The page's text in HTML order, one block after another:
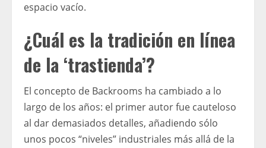
espacio vacío.
¿Cuál es la tradición en línea
de la ‘trastienda’?
El concepto de Backrooms ha cambiado a lo
largo de los años: el primer autor fue cauteloso
al dar demasiados detalles, añadiendo sólo
unos pocos “niveles” industriales más allá de la